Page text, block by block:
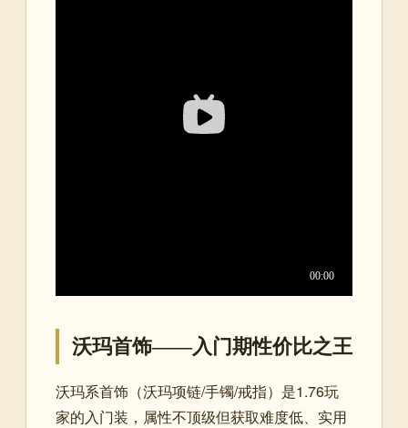
沃玛首饰——入门期性价比之王
沃玛系首饰（沃玛项链/手镯/戒指）是1.76玩
家的入门装，属性不顶级但获取难度低、实用